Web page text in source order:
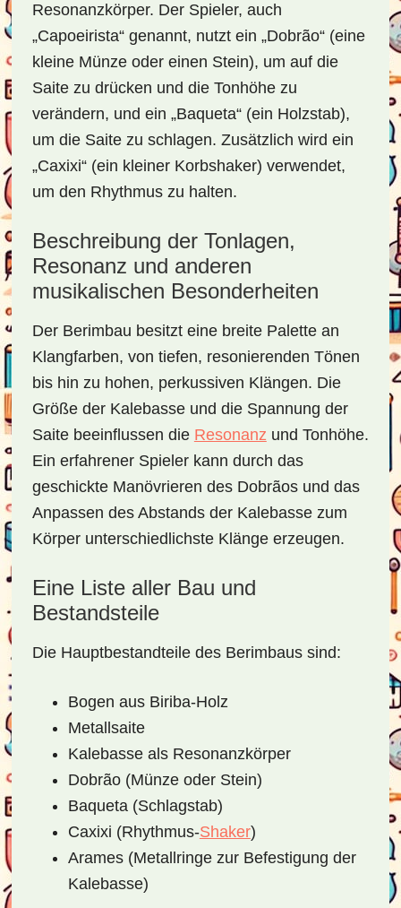
Resonanzkörper. Der Spieler, auch
„Capoeirista“ genannt, nutzt ein „Dobrão“ (eine
kleine Münze oder einen Stein), um auf die
Saite zu drücken und die Tonhöhe zu
verändern, und ein „Baqueta“ (ein Holzstab),
um die Saite zu schlagen. Zusätzlich wird ein
„Caxixi“ (ein kleiner Korbshaker) verwendet,
um den Rhythmus zu halten.
Beschreibung der Tonlagen,
Resonanz und anderen
musikalischen Besonderheiten
Der Berimbau besitzt eine breite Palette an
Klangfarben, von tiefen, resonierenden Tönen
bis hin zu hohen, perkussiven Klängen. Die
Größe der Kalebasse und die Spannung der
Saite beeinflussen die Resonanz und Tonhöhe.
Ein erfahrener Spieler kann durch das
geschickte Manövrieren des Dobrãos und das
Anpassen des Abstands der Kalebasse zum
Körper unterschiedlichste Klänge erzeugen.
Eine Liste aller Bau und
Bestandsteile
Die Hauptbestandteile des Berimbaus sind:
Bogen aus Biriba-Holz
Metallsaite
Kalebasse als Resonanzkörper
Dobrão (Münze oder Stein)
Baqueta (Schlagstab)
Caxixi (Rhythmus-Shaker)
Arames (Metallringe zur Befestigung der
Kalebasse)